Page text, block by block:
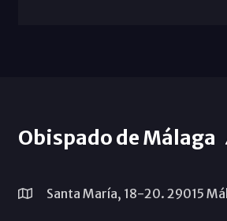
Obispado de Málaga
Santa María, 18-20. 29015